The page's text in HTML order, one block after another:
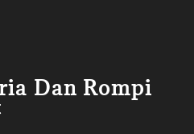
Dan Rompi